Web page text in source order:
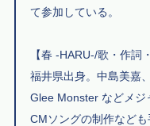
て参加している。
【春 -HARU-/歌・作詞
福井県出身。中島美嘉
Glee Monster などメジ
CMソングの制作など